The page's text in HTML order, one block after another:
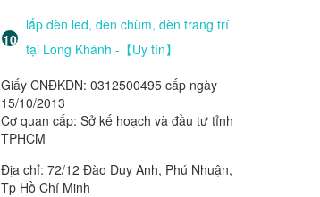
lắp đèn led, đèn chùm, đèn trang trí
tại Long Khánh -【Uy tín】
Giấy CNĐKDN: 0312500495 cấp ngày
15/10/2013
Cơ quan cấp: Sở kế hoạch và đầu tư tỉnh
TPHCM
Địa chỉ: 72/12 Đào Duy Anh, Phú Nhuận,
Tp Hồ Chí Minh